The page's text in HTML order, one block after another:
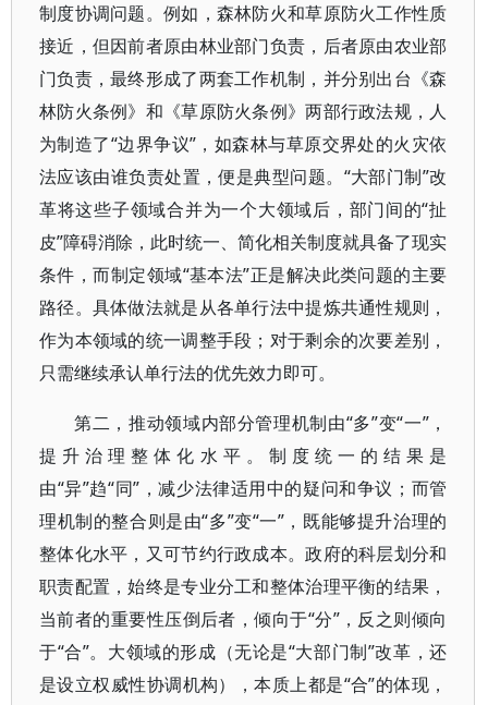
制度协调问题。例如，森林防火和草原防火工作性质
接近，但因前者原由林业部门负责，后者原由农业部
门负责，最终形成了两套工作机制，并分别出台《森
林防火条例》和《草原防火条例》两部行政法规，人
为制造了“边界争议”，如森林与草原交界处的火灾依
法应该由谁负责处置，便是典型问题。“大部门制”改
革将这些子领域合并为一个大领域后，部门间的“扯
皮”障碍消除，此时统一、简化相关制度就具备了现实
条件，而制定领域“基本法”正是解决此类问题的主要
路径。具体做法就是从各单行法中提炼共通性规则，
作为本领域的统一调整手段；对于剩余的次要差别，
只需继续承认单行法的优先效力即可。
第二，推动领域内部分管理机制由“多”变“一”，
提升治理整体化水平。制度统一的结果是
由“异”趋“同”，减少法律适用中的疑问和争议；而管
理机制的整合则是由“多”变“一”，既能够提升治理的
整体化水平，又可节约行政成本。政府的科层划分和
职责配置，始终是专业分工和整体治理平衡的结果，
当前者的重要性压倒后者，倾向于“分”，反之则倾向
于“合”。大领域的形成（无论是“大部门制”改革，还
是设立权威性协调机构），本质上都是“合”的体现，